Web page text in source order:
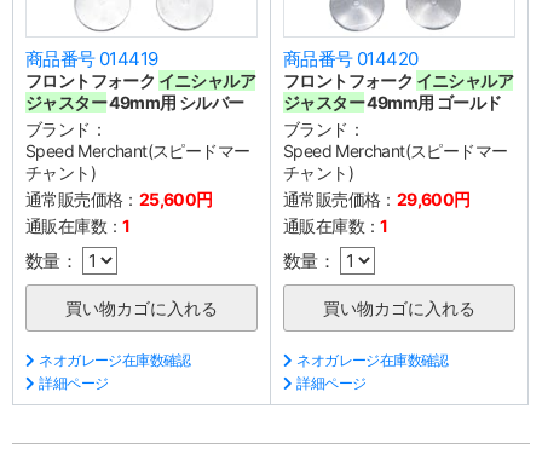
商品番号 014419
フロントフォーク イニシャルア
ジャスター49mm用 シルバー
ブランド：
Speed Merchant(スピードマー
チャント)
通常販売価格： 25,600円
通販在庫数：1
数量：
ネオガレージ在庫数確認
詳細ページ
商品番号 014420
フロントフォーク イニシャルア
ジャスター49mm用 ゴールド
ブランド：
Speed Merchant(スピードマー
チャント)
通常販売価格： 29,600円
通販在庫数：1
数量：
ネオガレージ在庫数確認
詳細ページ